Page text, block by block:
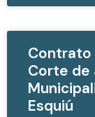
Contrato
Corte de
Esquiú